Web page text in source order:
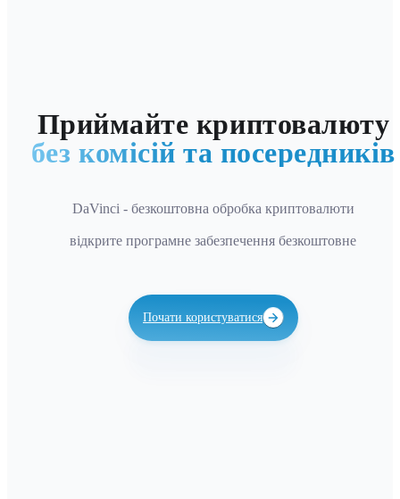
Приймайте криптовалюту
без комісій та посередників
DaVinci - безкоштовна обробка криптовалюти
відкрите програмне забезпечення безкоштовне
Почати користуватися